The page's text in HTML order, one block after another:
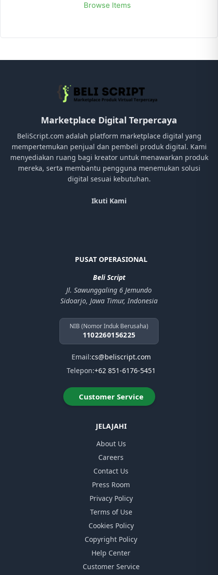
Browse Items
Marketplace Digital Terpercaya
BeliScript.com adalah platform marketplace digital yang
mempertemukan penjual dan pembeli produk digital. Kami
menyediakan ruang bagi kreator untuk menawarkan produk
mereka, serta membantu pengguna menemukan solusi
digital sesuai kebutuhan.
Ikuti Kami
PUSAT OPERASIONAL
Beli Script
Jl. Sawunggaling 6 Jemundo
Sidoarjo, Jawa Timur, Indonesia
NIB (Nomor Induk Berusaha)
1102260156225
Email:cs@beliscript.com
Telepon:+62 851-6176-5451
Customer Service
JELAJAHI
About Us
Careers
Contact Us
Press Room
Privacy Policy
Terms of Use
Cookies Policy
Copyright Policy
Help Center
Customer Service